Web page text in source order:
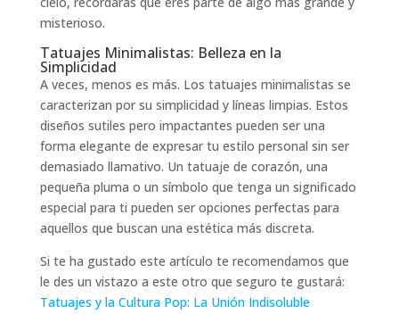
misterioso.
Tatuajes Minimalistas: Belleza en la
Simplicidad
A veces, menos es más. Los tatuajes minimalistas se
caracterizan por su simplicidad y líneas limpias. Estos
diseños sutiles pero impactantes pueden ser una
forma elegante de expresar tu estilo personal sin ser
demasiado llamativo. Un tatuaje de corazón, una
pequeña pluma o un símbolo que tenga un significado
especial para ti pueden ser opciones perfectas para
aquellos que buscan una estética más discreta.
Si te ha gustado este artículo te recomendamos que
le des un vistazo a este otro que seguro te gustará:
Tatuajes y la Cultura Pop: La Unión Indisoluble